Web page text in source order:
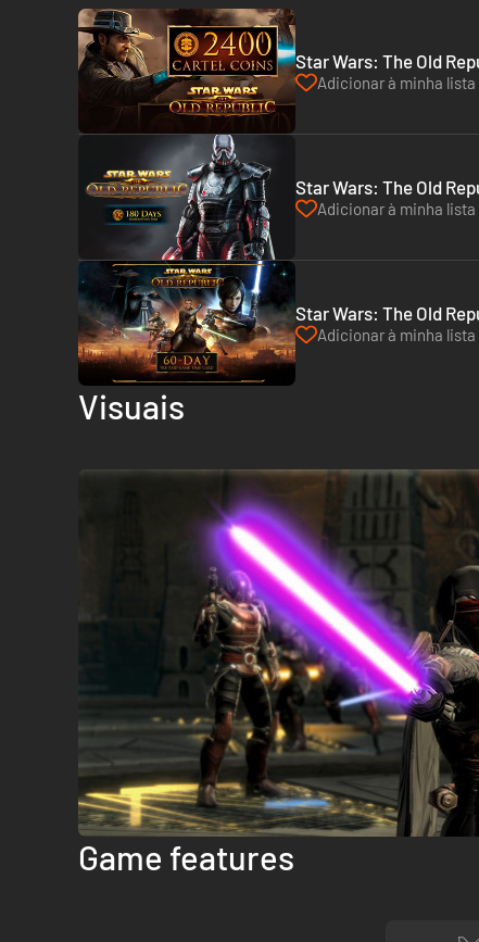
Star Wars: The Old
Adicionar à minha
Star Wars: The Old
Adicionar à minha
Star Wars: The Old
Adicionar à minha
Visuais
Game features